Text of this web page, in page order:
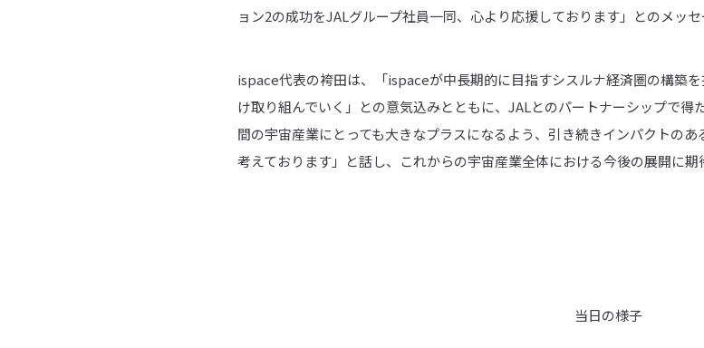
ョン2の成功をJALグループ社員一同、心より応援しております」とのメッセ
ispace代表の袴田は、「ispaceが中長期的に目指すシスルナ経済圏の構築
け取り組んでいく」との意気込みとともに、JALとのパートナーシップで
間の宇宙産業にとっても大きなプラスになるよう、引き続きインパクトの
考えております」と話し、これからの宇宙産業全体における今後の展開に期
当日の様子